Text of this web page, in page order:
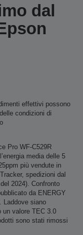
dal
effettivi possono
condizioni di
Pro WF-C529R
media delle 5
più vendute in
spedizioni dal
2024). Confronto
da ENERGY
Laddove siano
un valore TEC 3.0
sono stati rimossi